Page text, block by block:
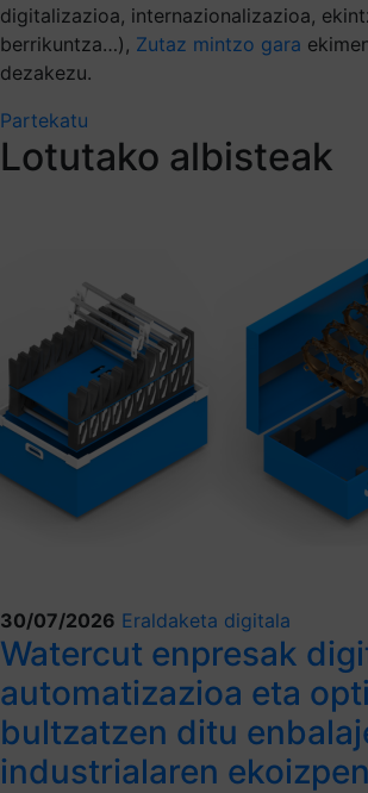
digitalizazioa, internazionalizazioa,
berrikuntza…), Zutaz mintzo gara
dezakezu.
Partekatu
Lotutako albisteak
30/07/2026 Eraldaketa digitala
Watercut enpresak
automatizazioa eta
bultzatzen ditu
industrialaren